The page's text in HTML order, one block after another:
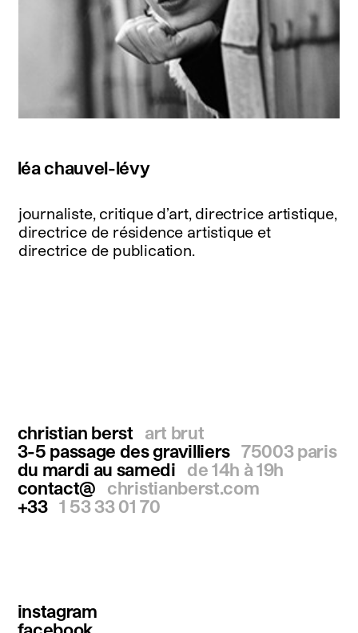
léa chauvel-lévy
journaliste, critique d’art, directrice artistique,
directrice de résidence artistique et
directrice de publication.
christian berst
art brut
3-5 passage des gravilliers 75003 paris
du mardi au samedi
de 14h à 19h
contact@
christianberst.com
+33 1 53 33 01 70
instagram